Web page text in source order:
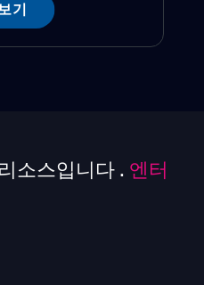
기
소스입니다 . 엔터